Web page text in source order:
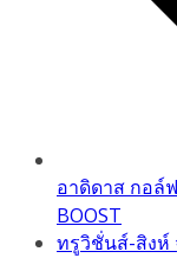
อาดิดาส กอล์
BOOST
ทรูวิชั่นส์-สิงห์